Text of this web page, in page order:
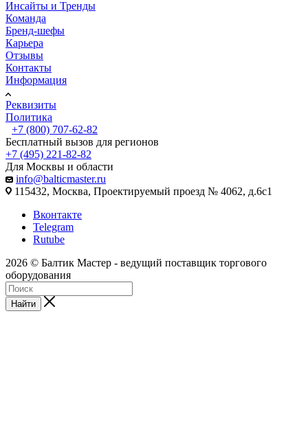
Инсайты и Тренды
Команда
Бренд-шефы
Карьера
Отзывы
Контакты
Информация
Реквизиты
Политика
+7 (800) 707-62-82
Бесплатный вызов для регионов
+7 (495) 221-82-82
Для Москвы и области
info@balticmaster.ru
115432, Москва, Проектируемый проезд № 4062, д.6с1
Вконтакте
Telegram
Rutube
2026 © Балтик Мастер - ведущий поставщик торгового
оборудования
Найти